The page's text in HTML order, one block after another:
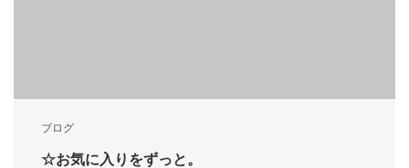
ブログ
☆お気に入りをずっと。